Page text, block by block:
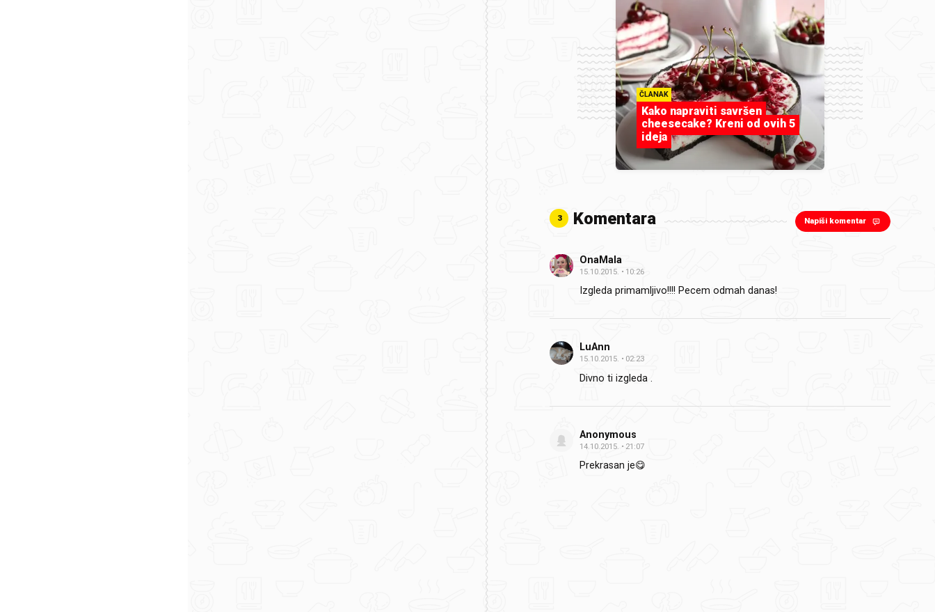
ČLANAK
Kako napraviti savršen
cheesecake? Kreni od ovih 5
ideja
3 Komentara Napiši komentar
OnaMala
15.10.2015. 10:26
Izgleda primamljivo!!!! Pecem odmah danas!
LuAnn
15.10.2015. 02:23
Divno ti izgleda .
Anonymous
14.10.2015. 21:07
Prekrasan je😋